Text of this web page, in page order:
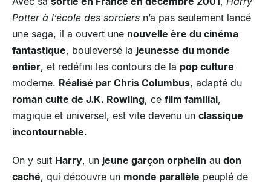
Potter à l’école des sorciers n’a pas seulement lancé
une saga, il a ouvert une nouvelle ère du cinéma
fantastique, bouleversé la jeunesse du monde
entier, et redéfini les contours de la pop culture
moderne. Réalisé par Chris Columbus, adapté du
roman culte de J.K. Rowling, ce film familial,
magique et universel, est vite devenu un classique
incontournable.
On y suit Harry, un jeune garçon orphelin au don
caché, qui découvre un monde parallèle peuplé de